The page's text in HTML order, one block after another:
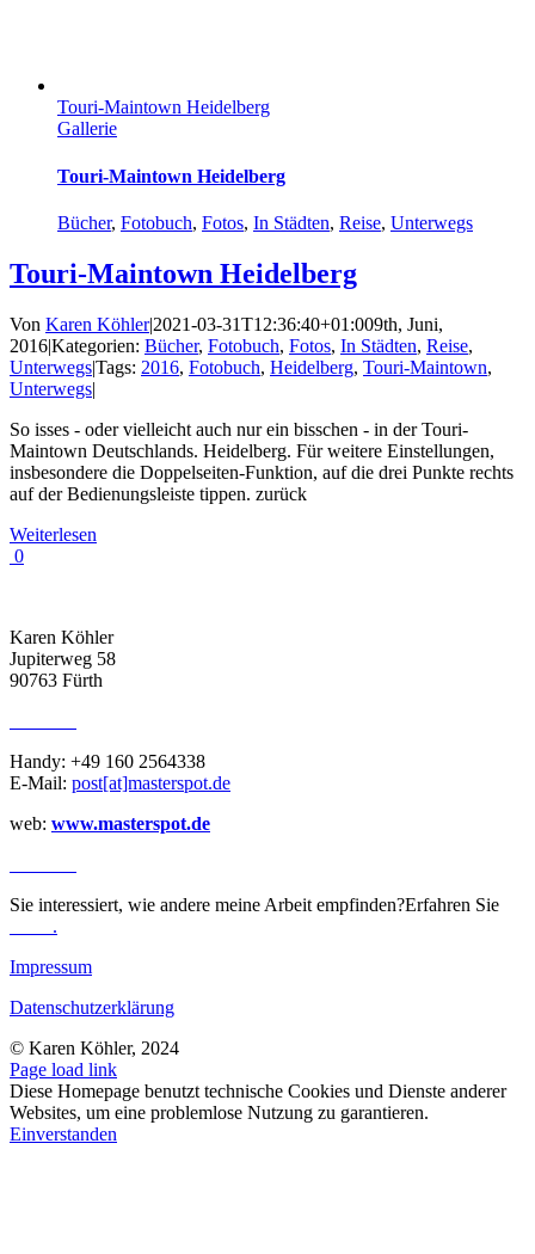
Touri-Maintown Heidelberg
Gallerie
Touri-Maintown Heidelberg
Bücher, Fotobuch, Fotos, In Städten, Reise, Unterwegs
Touri-Maintown Heidelberg
Von Karen Köhler|2021-03-31T12:36:40+01:009th, Juni,
2016|Kategorien: Bücher, Fotobuch, Fotos, In Städten, Reise,
Unterwegs|Tags: 2016, Fotobuch, Heidelberg, Touri-Maintown,
Unterwegs|
So isses - oder vielleicht auch nur ein bisschen - in der Touri-
Maintown Deutschlands. Heidelberg. Für weitere Einstellungen,
insbesondere die Doppelseiten-Funktion, auf die drei Punkte rechts
auf der Bedienungsleiste tippen. zurück
Weiterlesen
0
Karen Köhler
Jupiterweg 58
90763 Fürth
Handy: +49 160 2564338
E-Mail: post[at]masterspot.de
web: www.masterspot.de
Sie interessiert, wie andere meine Arbeit empfinden?Erfahren Sie
.
Impressum
Datenschutzerklärung
© Karen Köhler, 2024
Page load link
Diese Homepage benutzt technische Cookies und Dienste anderer
Websites, um eine problemlose Nutzung zu garantieren.
Einverstanden